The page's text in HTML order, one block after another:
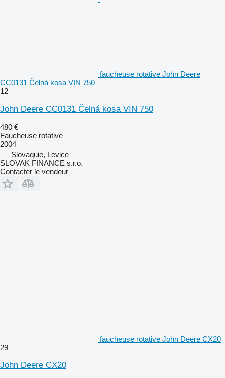
faucheuse rotative John Deere
CC0131 Čelná kosa VIN 750
12
John Deere CC0131 Čelná kosa VIN 750
480 €
Faucheuse rotative
2004
Slovaquie, Levice
SLOVAK FINANCE s.r.o.
Contacter le vendeur
faucheuse rotative John Deere CX20
29
John Deere CX20